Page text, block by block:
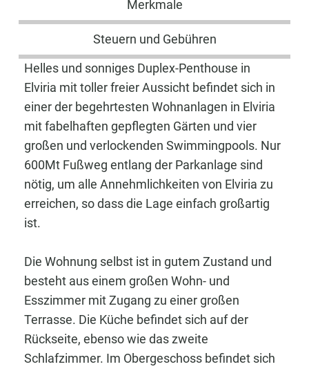
Merkmale
Steuern und Gebühren
Helles und sonniges Duplex-Penthouse in
Elviria mit toller freier Aussicht befindet sich in
einer der begehrtesten Wohnanlagen in Elviria
mit fabelhaften gepflegten Gärten und vier
großen und verlockenden Swimmingpools. Nur
600Mt Fußweg entlang der Parkanlage sind
nötig, um alle Annehmlichkeiten von Elviria zu
erreichen, so dass die Lage einfach großartig
ist.
Die Wohnung selbst ist in gutem Zustand und
besteht aus einem großen Wohn- und
Esszimmer mit Zugang zu einer großen
Terrasse. Die Küche befindet sich auf der
Rückseite, ebenso wie das zweite
Schlafzimmer. Im Obergeschoss befindet sich